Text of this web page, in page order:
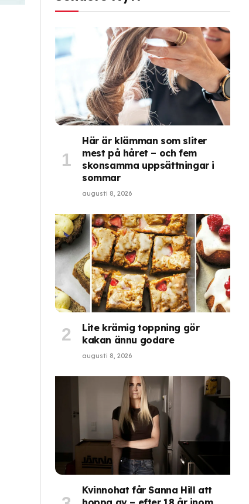
Här är klämman som sliter
mest på håret – och fem
skonsamma uppsättningar i
sommar
augusti 8, 2026
Lite krämig toppning gör
kakan ännu godare
augusti 8, 2026
Kvinnohat får Sanna Hill att